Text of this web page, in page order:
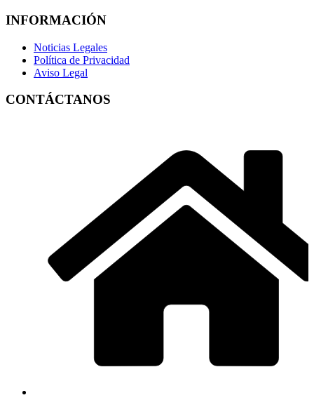
INFORMACIÓN
Noticias Legales
Política de Privacidad
Aviso Legal
CONTÁCTANOS